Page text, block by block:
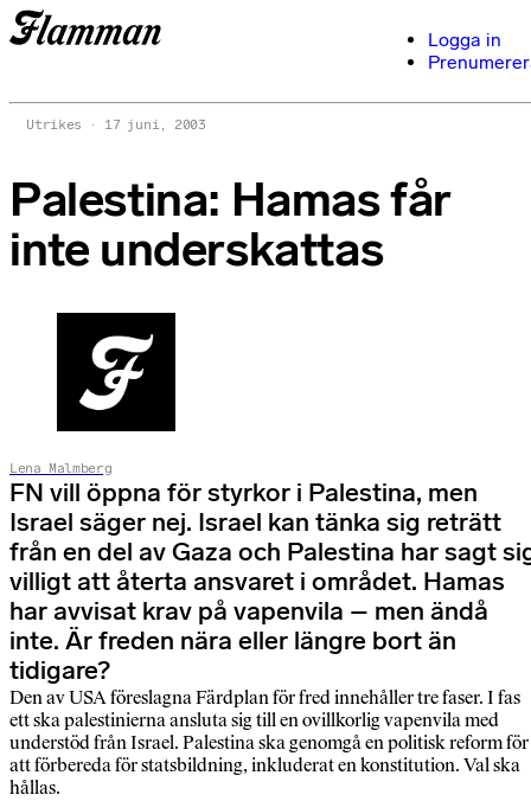
Logga in
Utrikes 17 juni, 2003
Palestina: Hamas får
inte underskattas
Lena Malmberg
FN vill öppna för styrkor i Palestina, men
Israel säger nej. Israel kan tänka sig reträtt
från en del av Gaza och Palestina har sagt
villigt att återta ansvaret i området. Hamas
har avvisat krav på vapenvila – men ändå
inte. Är freden nära eller längre bort än
tidigare?
Den av USA föreslagna Färdplan för fred innehåller tre faser. I fas
ett ska palestinierna ansluta sig till en ovillkorlig vapenvila med
understöd från Israel. Palestina ska genomgå en politisk reform för
att förbereda för statsbildning, inkluderat en konstitution. Val ska
hållas.